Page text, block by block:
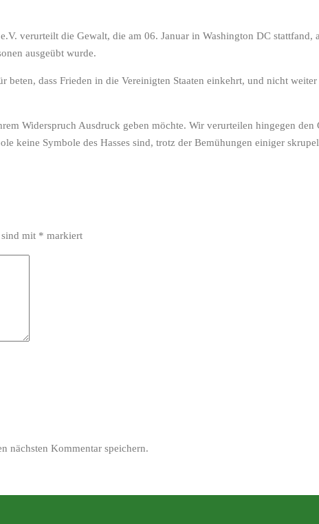
verurteilt die Gewalt, die am 06. Januar in Washington DC
ausgeübt wurde.
dass Frieden in die Vereinigten Staaten einkehrt, und nicht
Widerspruch Ausdruck geben möchte. Wir verurteilen hingegen
keine Symbole des Hasses sind, trotz der Bemühungen einiger
mit * markiert
nächsten Kommentar speichern.